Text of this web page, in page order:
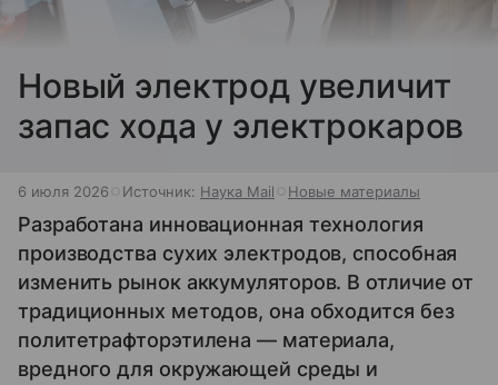
Новый электрод увеличит
запас хода у электрокаров
6 июля 2026 Источник: Наука Mail Новые материалы
Разработана инновационная технология
производства сухих электродов, способная
изменить рынок аккумуляторов. В отличие от
традиционных методов, она обходится без
политетрафторэтилена — материала,
вредного для окружающей среды и